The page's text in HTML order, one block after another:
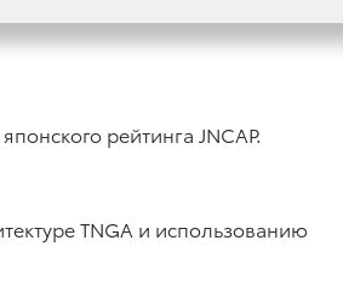
рейтинга JNCAP.
TNGA и использованию